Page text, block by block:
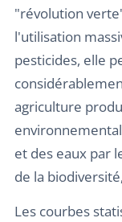
"révolution
l'utilisation
pesticides, elle
agriculture
et des eaux par
de la
Les courbes